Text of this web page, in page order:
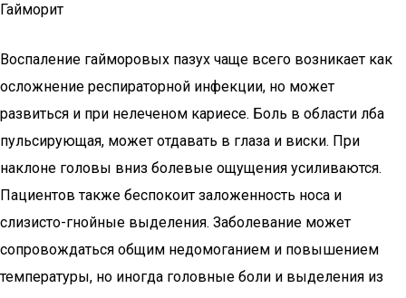
Гайморит
Воспаление гайморовых пазух чаще всего возникает как
осложнение респираторной инфекции, но может
развиться и при нелеченом кариесе. Боль в области лба
пульсирующая, может отдавать в глаза и виски. При
наклоне головы вниз болевые ощущения усиливаются.
Пациентов также беспокоит заложенность носа и
слизисто-гнойные выделения. Заболевание может
сопровождаться общим недомоганием и повышением
температуры, но иногда головные боли и выделения из